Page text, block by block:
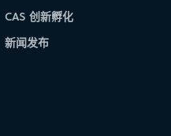
CAS 创新孵化
新闻发布